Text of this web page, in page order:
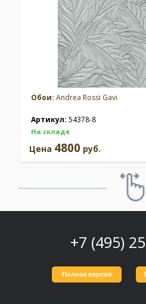
Обои: Andrea Rossi Gavi
Артикул: 54378-8
На складе
Цена 4800 руб.
+7 (495)
Полная версия